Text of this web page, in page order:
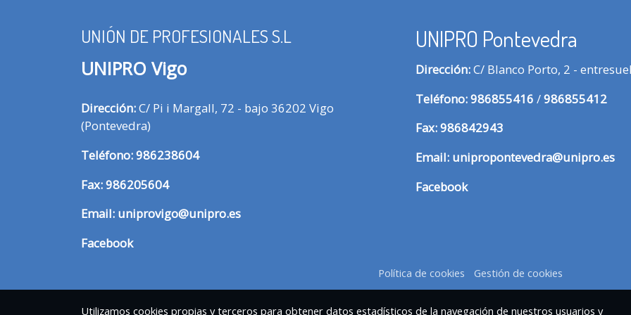
UNIÓN DE PROFESIONALES S.L
UNIPRO Vigo
Dirección:C/ Pi i Margall, 72 - bajo 36202 Vigo
(Pontevedra)
Teléfono:986238604
Fax:986205604
Email: uniprovigo@unipro.es
Facebook
UNIPRO Pontevedra
Dirección:C/ Blanco Porto, 2 -
Teléfono:986855416 /986855412
Fax:986842943
Email: unipropontevedra@unipro.es
Facebook
Política de cookies Gestión de cookies
Utilizamos cookies propias y terceros para obtener datos estadísticos de la navegación de nuestros usuarios y